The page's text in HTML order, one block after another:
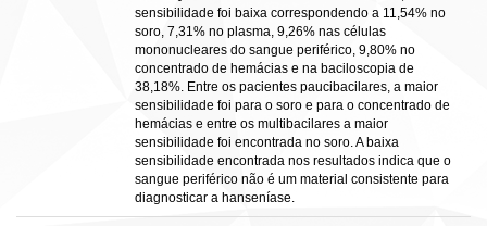
sensibilidade foi baixa correspondendo a 11,54% no
soro, 7,31% no plasma, 9,26% nas células
mononucleares do sangue periférico, 9,80% no
concentrado de hemácias e na baciloscopia de
38,18%. Entre os pacientes paucibacilares, a maior
sensibilidade foi para o soro e para o concentrado de
hemácias e entre os multibacilares a maior
sensibilidade foi encontrada no soro. A baixa
sensibilidade encontrada nos resultados indica que o
sangue periférico não é um material consistente para
diagnosticar a hanseníase.